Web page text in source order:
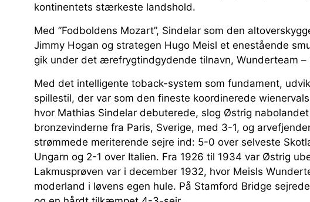
kontinentets stærkeste landshold.
Med ”Fodboldens Mozart”, Sindelar som den
Jimmy Hogan og strategen Hugo Meisl et enestående
gik under det ærefrygtindgydende tilnavn, Wunderteam –
Med det intelligente toback-system som fundament,
spillestil, der var som den fineste koordinerede
hvor Mathias Sindelar debuterede, slog Østrig
bronzevinderne fra Paris, Sverige, med 3-1, og
strømmede meriterende sejre ind: 5-0 over selveste
Ungarn og 2-1 over Italien. Fra 1926 til 1934 var Østrig
Lakmusprøven var i december 1932, hvor Meisls
moderland i løvens egen hule. På Stamford Bridge